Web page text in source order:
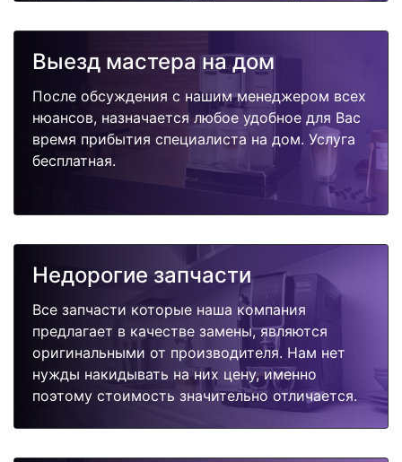
поломок.
Выезд мастера на дом
После обсуждения с нашим менеджером всех
нюансов, назначается любое удобное для Вас
время прибытия специалиста на дом. Услуга
бесплатная.
Недорогие запчасти
Все запчасти которые наша компания
предлагает в качестве замены, являются
оригинальными от производителя. Нам нет
нужды накидывать на них цену, именно
поэтому стоимость значительно отличается.